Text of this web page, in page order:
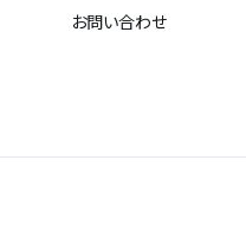
お問い合わせ